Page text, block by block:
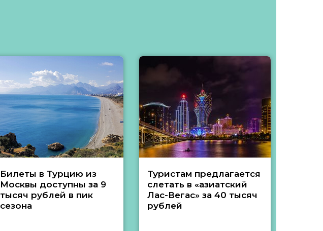
Билеты в Турцию из
Москвы доступны за 9
тысяч рублей в пик
сезона
Туристам предлагается
слетать в «азиатский
Лас-Вегас» за 40 тысяч
рублей